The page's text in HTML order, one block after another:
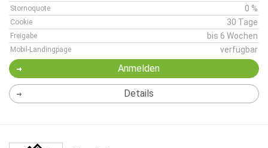
Stornoquote 0 %
Cookie 30 Tage
Freigabe bis 6 Wochen
Mobil-Landingpage verfügbar
Anmelden
Details